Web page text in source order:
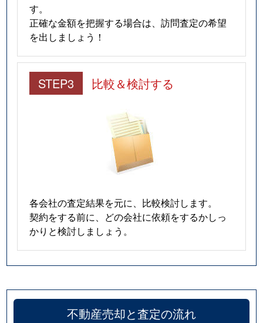
す。
正確な金額を把握する場合は、訪問査定の希望
を出しましょう！
STEP3 比較＆検討する
各会社の査定結果を元に、比較検討します。
契約をする前に、どの会社に依頼をするかしっ
かりと検討しましょう。
不動産売却と査定の流れ